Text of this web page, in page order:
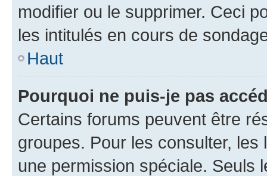
modifier ou le supprimer. Ceci
les intitulés en cours de
Haut
Pourquoi ne puis-je pas
Certains forums peuvent être
groupes. Pour les consulter,
une permission spéciale. Seuls